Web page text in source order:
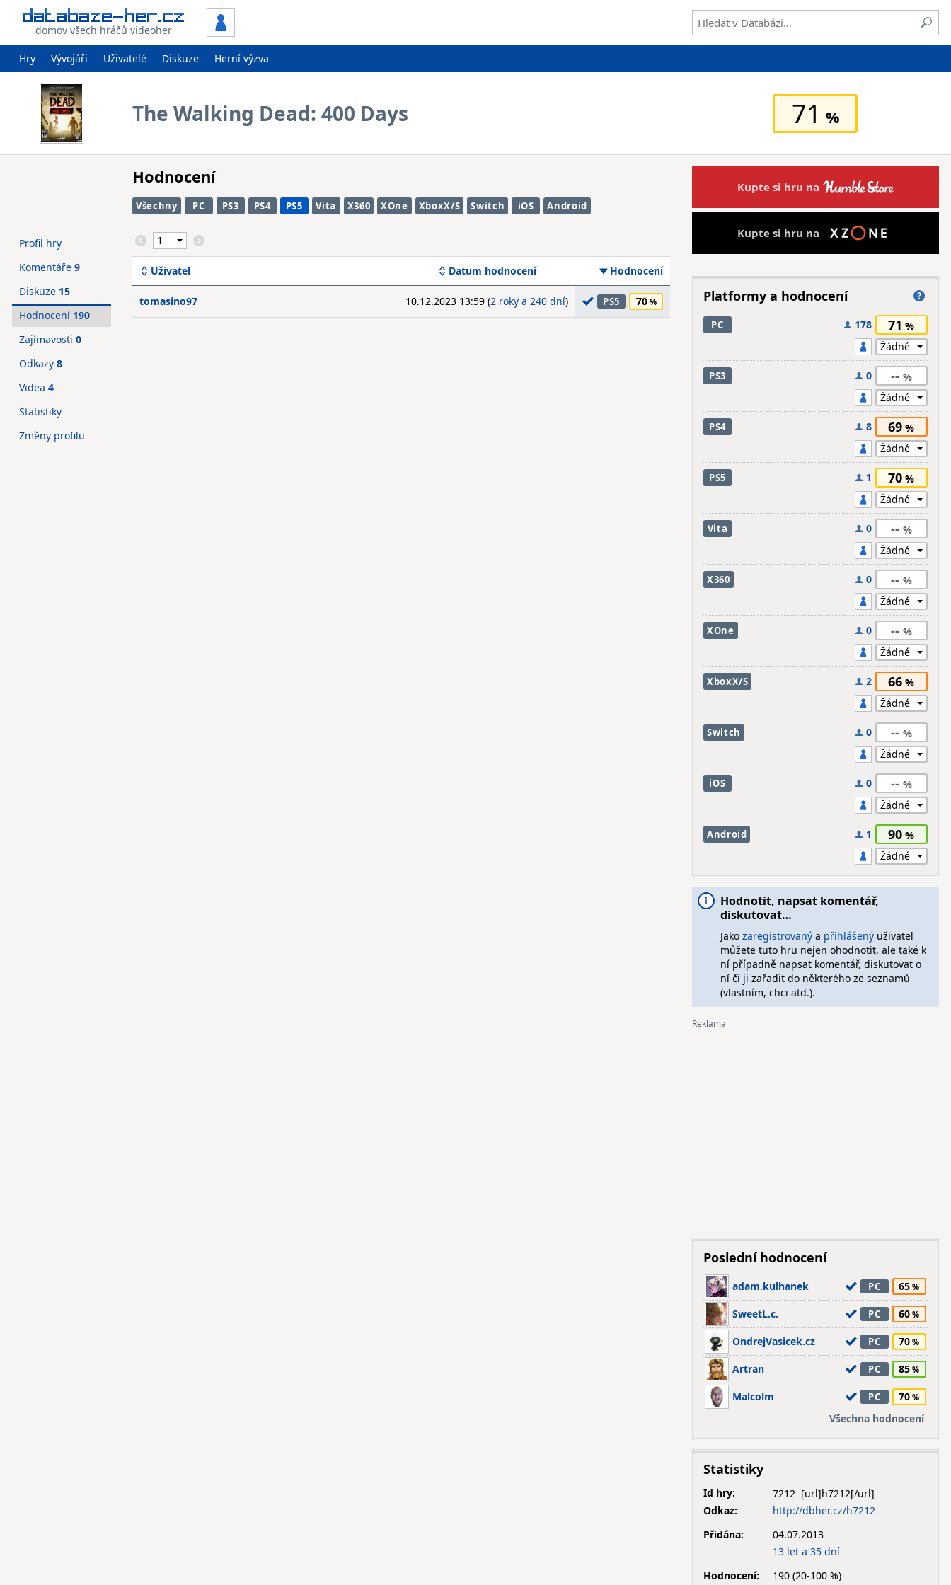
domov všech hráčů videoher
Hry Vývojáři Uživatelé Diskuze Herní výzva
The Walking Dead: 400 Days 71
Hodnocení
Všechny PC PS3 PS4 PS5 Vita X360 XOne XboxX/S Switch iOS Android
Uživatel Datum hodnocení Hodnocení
tomasino97 10.12.2023 13:59 (2 roky a 240 dní) PS5 70
Profil hry
Komentáře 9
Diskuze 15
Hodnocení 190
Zajímavosti 0
Odkazy 8
Videa 4
Statistiky
Změny profilu
Kupte si hru na
Kupte si hru na
Platformy a hodnocení
PC 178 71
PS3 0 --
PS4 8 69
PS5 1 70
Vita 0 --
X360 0 --
XOne 0 --
XboxX/S 2 66
Switch 0 --
iOS 0 --
Android 1 90
Hodnotit, napsat komentář,
diskutovat…
Jako zaregistrovanýa přihlášenýuživatel
můžete tuto hru nejen ohodnotit, ale také k
ní případně napsat komentář, diskutovat o
ní či ji zařadit do některého ze seznamů
(vlastním, chci atd.).
Poslední hodnocení
adam.kulhanek PC 65
SweetL.c. PC 60
OndrejVasicek.cz PC 70
Artran PC 85
Malcolm PC
70
Všechna hodnocení
Statistiky
Id hry:
7212
Odkaz:
http://dbher.cz/h7212
Přidána:
04.07.2013
13 let a 35 dní
Hodnocení:
190 (20-100 %)